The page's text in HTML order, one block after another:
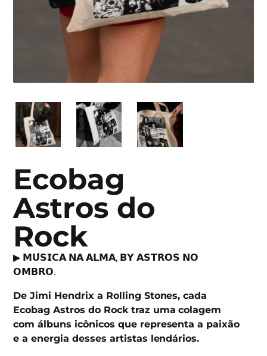
Ecobag
Astros do
Rock
▶︎ 𝗠𝗨́𝗦𝗜𝗖𝗔 𝗡𝗔 𝗔𝗟𝗠𝗔, 𝗕𝗬 𝗔𝗦𝗧𝗥𝗢𝗦 𝗡𝗢
𝗢𝗠𝗕𝗥𝗢.
De Jimi Hendrix a Rolling Stones, cada
Ecobag Astros do Rock traz uma colagem
com álbuns icônicos que representa a paixão
e a energia desses artistas lendários.